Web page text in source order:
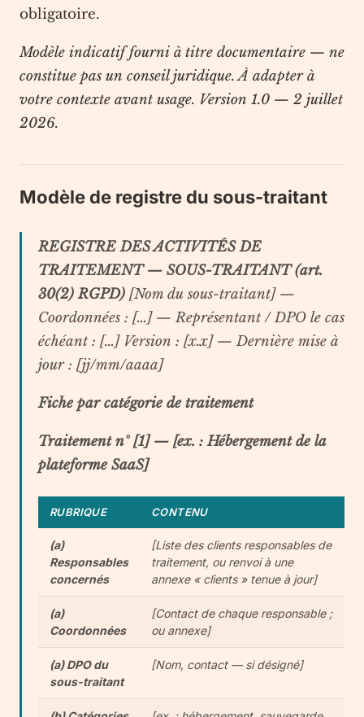
obligatoire.
Modèle indicatif fourni à titre documentaire — ne
constitue pas un conseil juridique. À adapter à
votre contexte avant usage. Version 1.0 — 2 juillet
2026.
Modèle de registre du sous-traitant
REGISTRE DES ACTIVITÉS DE
TRAITEMENT — SOUS-TRAITANT (art.
30(2) RGPD) [Nom du sous-traitant] —
Coordonnées : […] — Représentant / DPO le cas
échéant : […] Version : [x.x] — Dernière mise à
jour : [jj/mm/aaaa]
Fiche par catégorie de traitement
Traitement n° [1] — [ex. : Hébergement de la
plateforme SaaS]
RUBRIQUE CONTENU
(a)
Responsables
concernés
[Liste des clients responsables de
traitement, ou renvoi à une
annexe « clients » tenue à jour]
(a)
Coordonnées
[Contact de chaque responsable ;
ou annexe]
(a) DPO du
sous-traitant
[Nom, contact — si désigné]